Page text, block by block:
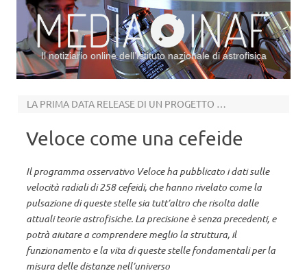
Il notiziario online dell’Istituto nazionale di astrofisica
LA PRIMA DATA RELEASE DI UN PROGETTO PARTITO 12 ANNI FA
Veloce come una cefeide
Il programma osservativo Veloce ha pubblicato i dati sulle
velocità radiali di 258 cefeidi, che hanno rivelato come la
pulsazione di queste stelle sia tutt’altro che risolta dalle
attuali teorie astrofisiche. La precisione è senza precedenti, e
potrà aiutare a comprendere meglio la struttura, il
funzionamento e la vita di queste stelle fondamentali per la
misura delle distanze nell’universo